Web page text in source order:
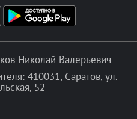
Николай Валерьевич
410031, Саратов, ул.
52